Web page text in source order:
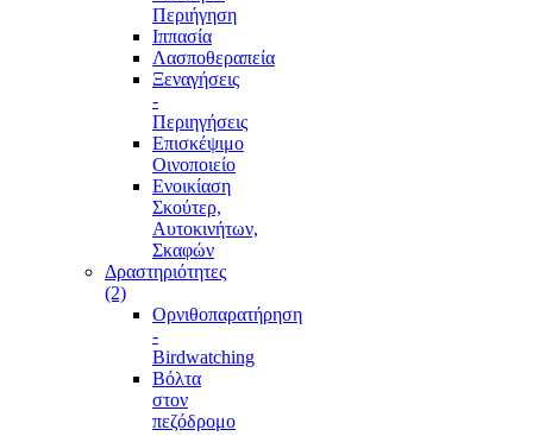
Περιήγηση
Ιππασία
Λασποθεραπεία
Ξεναγήσεις
-
Περιηγήσεις
Επισκέψιμο
Οινοποιείο
Ενοικίαση
Σκούτερ,
Αυτοκινήτων,
Σκαφών
Δραστηριότητες
(2)
Ορνιθοπαρατήρηση
-
Birdwatching
Βόλτα
στον
πεζόδρομο